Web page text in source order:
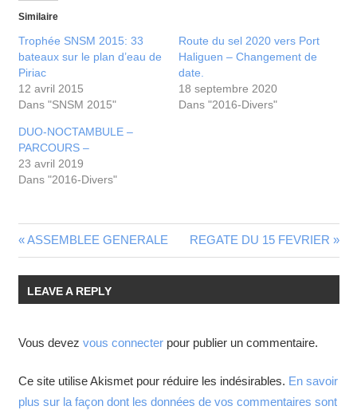
Similaire
Trophée SNSM 2015: 33
bateaux sur le plan d’eau de
Piriac
12 avril 2015
Dans "SNSM 2015"
Route du sel 2020 vers Port
Haliguen – Changement de
date.
18 septembre 2020
Dans "2016-Divers"
DUO-NOCTAMBULE –
PARCOURS –
23 avril 2019
Dans "2016-Divers"
ASSEMBLEE GENERALE REGATE DU 15 FEVRIER
LEAVE A REPLY
Vous devez vous connecterpour publier un commentaire.
Ce site utilise Akismet pour réduire les indésirables. En savoir
plus sur la façon dont les données de vos commentaires sont